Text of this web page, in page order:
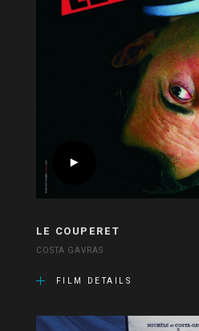
LE COUPERET
COSTA GAVRAS
FILM DETAILS